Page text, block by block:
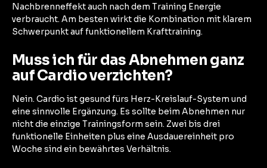
Nachbrenneffekt auch nach dem Training Energie
verbraucht. Am besten wirkt die Kombination mit klarem
Schwerpunkt auf funktionellem Krafttraining.
Muss ich für das Abnehmen ganz
auf Cardio verzichten?
Nein. Cardio ist gesund fürs Herz-Kreislauf-System und
eine sinnvolle Ergänzung. Es sollte beim Abnehmen nur
nicht die einzige Trainingsform sein. Zwei bis drei
funktionelle Einheiten plus eine Ausdauereinheit pro
Woche sind ein bewährtes Verhältnis.